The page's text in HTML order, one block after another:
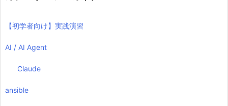
【初学者向け】実践演習
AI / AI Agent
Claude
ansible